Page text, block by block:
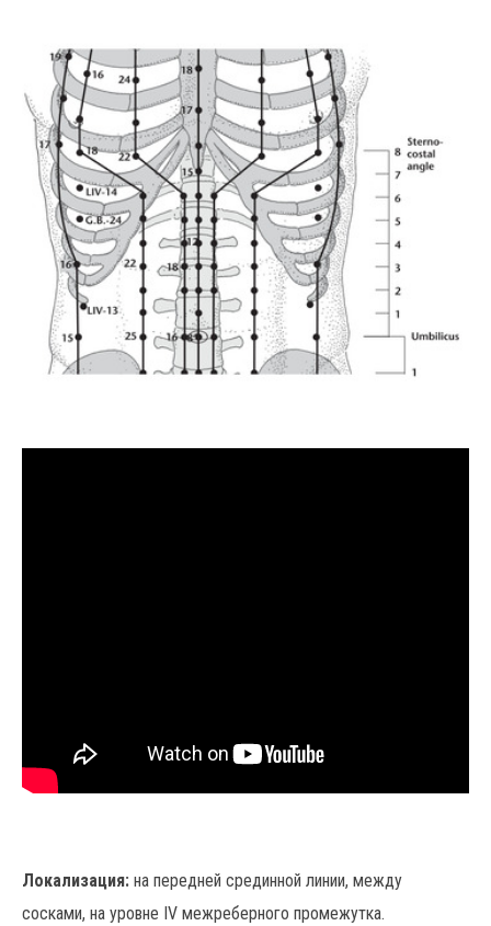
Локализация: на передней срединной линии, между
сосками, на уровне IV межреберного промежутка.